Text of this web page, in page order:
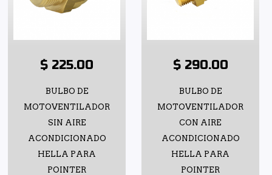
$ 225.00
BULBO DE
MOTOVENTILADOR
SIN AIRE
ACONDICIONADO
HELLA PARA
POINTER
$ 290.00
BULBO DE
MOTOVENTILADOR
CON AIRE
ACONDICIONADO
HELLA PARA
POINTER